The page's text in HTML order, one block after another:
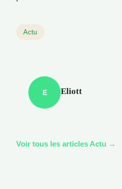
Actu
E Eliott
Voir tous les articles Actu →